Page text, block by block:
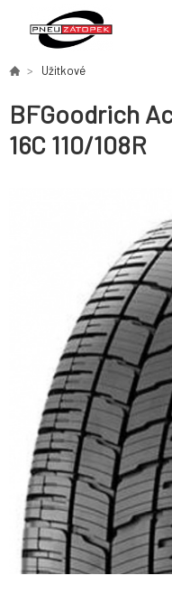
Užitkové
BFGoodrich
16C 110/108R